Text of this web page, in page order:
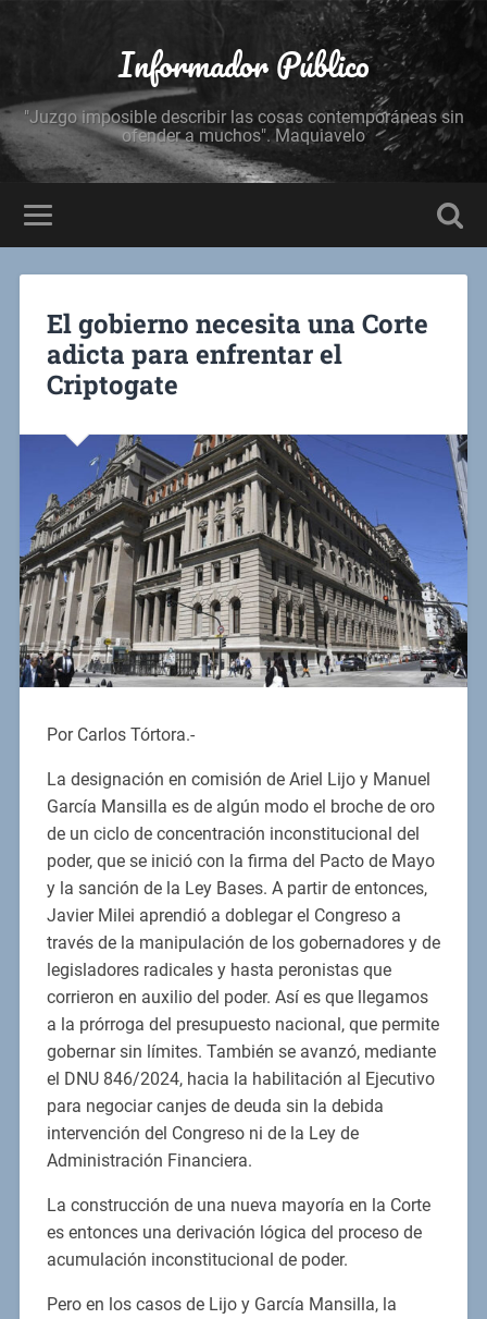
Informador Público
"Juzgo imposible describir las cosas contemporáneas sin
ofender a muchos". Maquiavelo
El gobierno necesita una Corte
adicta para enfrentar el
Criptogate
Por Carlos Tórtora.-
La designación en comisión de Ariel Lijo y Manuel
García Mansilla es de algún modo el broche de oro
de un ciclo de concentración inconstitucional del
poder, que se inició con la firma del Pacto de Mayo
y la sanción de la Ley Bases. A partir de entonces,
Javier Milei aprendió a doblegar el Congreso a
través de la manipulación de los gobernadores y de
legisladores radicales y hasta peronistas que
corrieron en auxilio del poder. Así es que llegamos
a la prórroga del presupuesto nacional, que permite
gobernar sin límites. También se avanzó, mediante
el DNU 846/2024, hacia la habilitación al Ejecutivo
para negociar canjes de deuda sin la debida
intervención del Congreso ni de la Ley de
Administración Financiera.
La construcción de una nueva mayoría en la Corte
es entonces una derivación lógica del proceso de
acumulación inconstitucional de poder.
Pero en los casos de Lijo y García Mansilla, la